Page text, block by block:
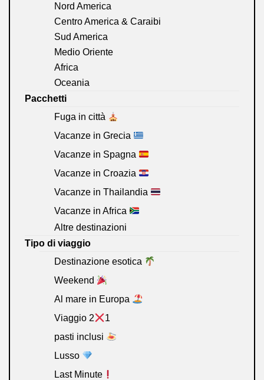
Nord America
Centro America & Caraibi
Sud America
Medio Oriente
Africa
Oceania
Pacchetti
Fuga in città
Vacanze in Grecia
Vacanze in Spagna
Vacanze in Croazia
Vacanze in Thailandia
Vacanze in Africa
Altre destinazioni
Tipo di viaggio
Destinazione esotica
Weekend
Al mare in Europa
Viaggio 2
1
pasti inclusi
Lusso
Last Minute